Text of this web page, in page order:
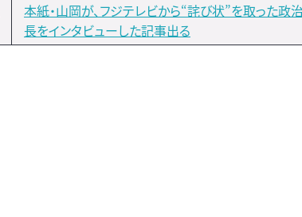
本紙・山岡が、フジテレビから“詫び状”を取った政
長をインタビューした記事出る